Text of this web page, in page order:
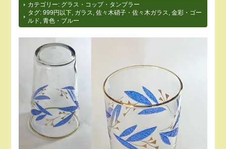
カテゴリー: グラス・コップ・タンブラー
タグ:999円以下 ガラス ,佐々木硝子・佐々木ガラス ,金彩・ゴー
ルド ,青色・ブルー